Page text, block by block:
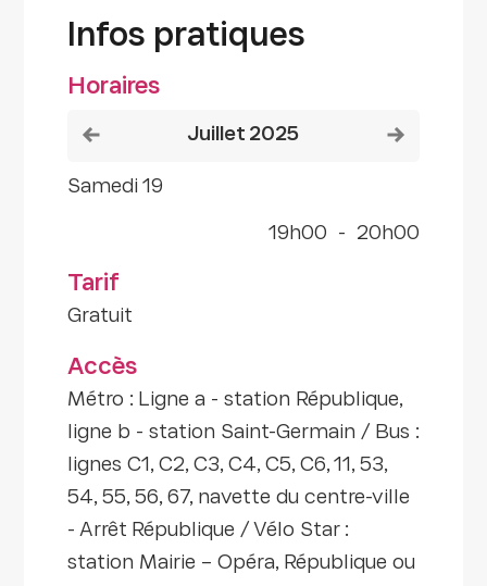
Infos pratiques
Horaires
Voir le mois précédentjuillet 2025
samedi 19
19h00 - 20h00
Tarif
Gratuit
Accès
Métro : Ligne a - station République,
ligne b - station Saint-Germain / Bus :
lignes C1, C2, C3, C4, C5, C6, 11, 53,
54, 55, 56, 67, navette du centre-ville
- Arrêt République / Vélo Star :
station Mairie – Opéra, République ou